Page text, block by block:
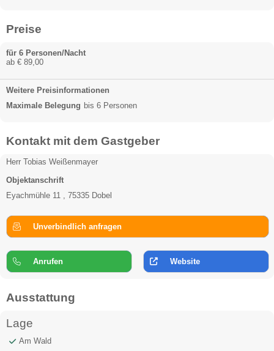
Preise
für 6 Personen/Nacht
ab € 89,00
Weitere Preisinformationen
Maximale Belegung bis 6 Personen
Kontakt mit dem Gastgeber
Herr Tobias Weißenmayer
Objektanschrift
Eyachmühle 11 , 75335 Dobel
Unverbindlich anfragen
Anrufen Website
Ausstattung
Lage
Am Wald